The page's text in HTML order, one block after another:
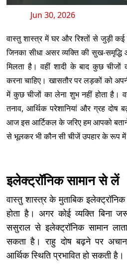
Jun 30, 2026
वास्तु शास्त्र में घर और रिश्तों से जुड़ी कई
जिनका सीधा असर व्यक्ति की सुख-
मिलता है। वहीं शादी के बाद कुछ
करना चाहिए। खासतौर पर लड़कों को
में कुछ चीजों का लेना शुभ नहीं होता है।
तनाव, आर्थिक परेशानियां और ग्रह
आज इस आर्टिकल के जरिए हम आपको
से भूलकर भी कौन सी चीजें उपहार के रूप में
इलेक्ट्रॉनिक सामान से लें
वास्तु शास्त्र के मुताबिक
होता है। अगर कोई व्यक्ति बिना
ससुराल से इलेक्ट्रॉनिक सामान
सकता है। राहु दोष बढ़ने पर
आर्थिक स्थिति प्रभावित हो सकती है।